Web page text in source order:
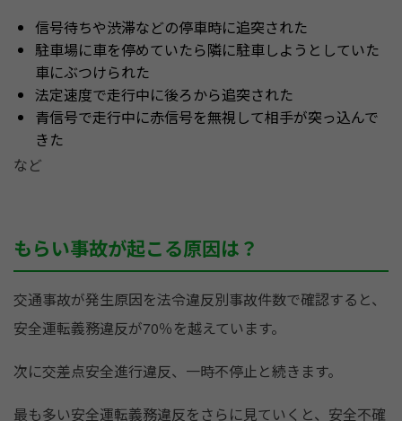
信号待ちや渋滞などの停車時に追突された
駐車場に車を停めていたら隣に駐車しようとしていた
車にぶつけられた
法定速度で走行中に後ろから追突された
青信号で走行中に赤信号を無視して相手が突っ込んで
きた
など
もらい事故が起こる原因は？
交通事故が発生原因を法令違反別事故件数で確認すると、
安全運転義務違反が70％を越えています。
次に交差点安全進行違反、一時不停止と続きます。
最も多い安全運転義務違反をさらに見ていくと、安全不確